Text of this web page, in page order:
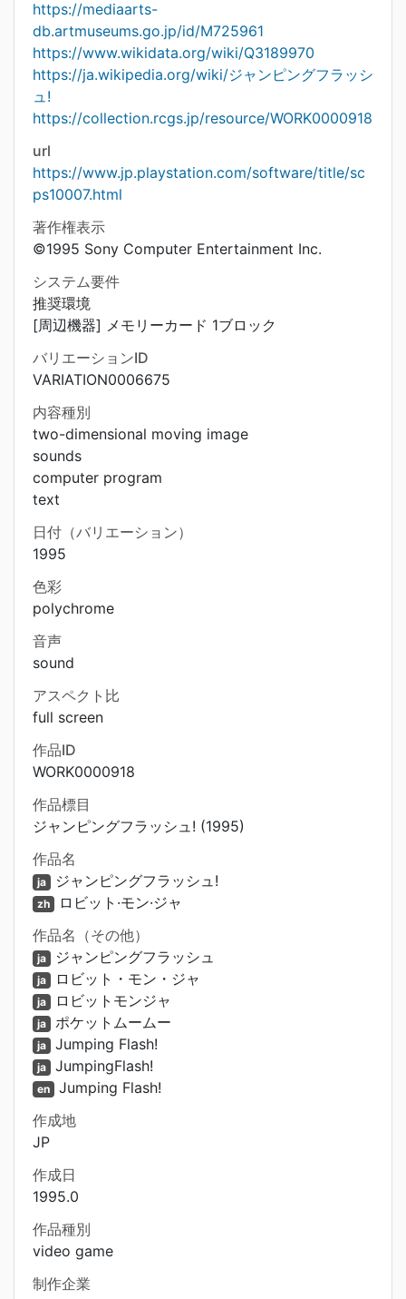
https://mediaarts-
db.artmuseums.go.jp/id/M725961
https://www.wikidata.org/wiki/Q3189970
https://ja.wikipedia.org/wiki/ジャンピングフラッシ
ュ!
https://collection.rcgs.jp/resource/WORK0000918
url
https://www.jp.playstation.com/software/title/sc
ps10007.html
著作権表示
©1995 Sony Computer Entertainment Inc.
システム要件
推奨環境
[周辺機器] メモリーカード 1ブロック
バリエーションID
VARIATION0006675
内容種別
two-dimensional moving image
sounds
computer program
text
日付（バリエーション）
1995
色彩
polychrome
音声
sound
アスペクト比
full screen
作品ID
WORK0000918
作品標目
ジャンピングフラッシュ! (1995)
作品名
ja ジャンピングフラッシュ!
zh ロビット·モン·ジャ
作品名（その他）
ja ジャンピングフラッシュ
ja ロビット・モン・ジャ
ja ロビットモンジャ
ja ポケットムームー
ja Jumping Flash!
ja JumpingFlash!
en Jumping Flash!
作成地
JP
作成日
1995.0
作品種別
video game
制作企業